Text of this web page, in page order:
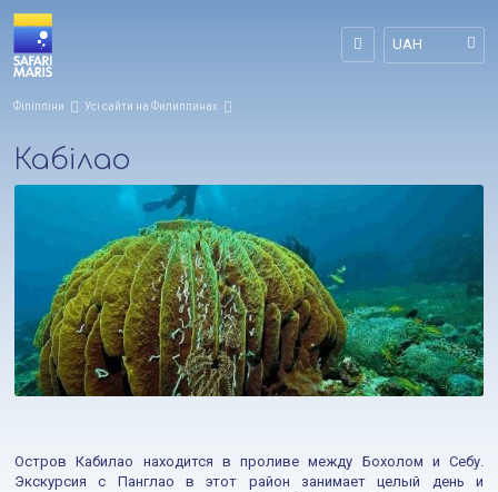
UAH
Філіппіни Усі сайти на Филиппинах
Кабілао
Остров Кабилао находится в проливе между Бохолом и Себу.
Экскурсия с Панглао в этот район занимает целый день и